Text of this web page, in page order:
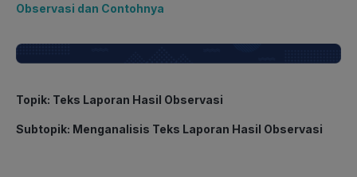
Observasi dan Contohnya
Topik: Teks Laporan Hasil Observasi
Subtopik: Menganalisis Teks Laporan Hasil Observasi